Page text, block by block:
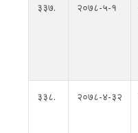
३३७. २०७८-५-१
३३८. २०७८-४-३२